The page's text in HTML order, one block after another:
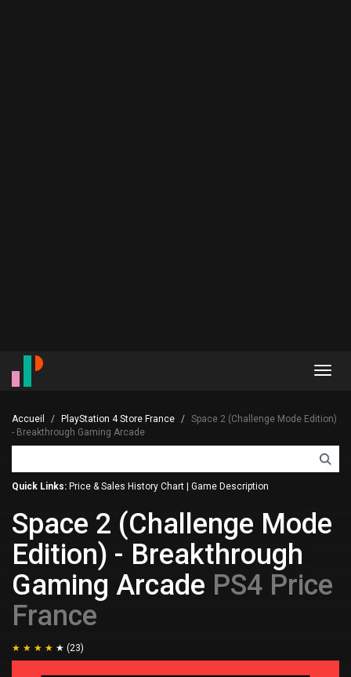
Accueil PlayStation 4 Store France
Space 2 (Challenge Mode Edition)
- Breakthrough Gaming Arcade
Quick Links: Price & Sales History Chart Game Description
Space 2 (Challenge Mode
Edition) - Breakthrough
Gaming Arcade PS4 Price
France
(23)